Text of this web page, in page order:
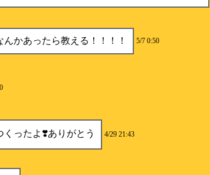
んかあったら教える！！！！ 5/7 0:50
くったよ❣️ありがとう 4/29 21:43